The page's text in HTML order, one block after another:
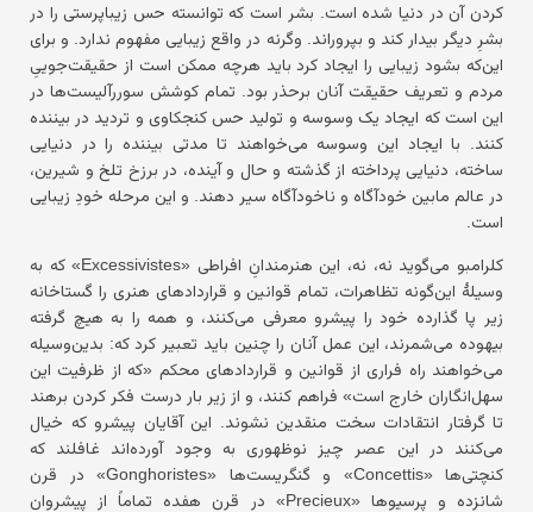
کردن آن در دنیا شده است. بشر است که توانسته حس زیباپرستی را در
بشرِ دیگر بیدار کند و بپروراند. وگرنه در واقع زیبایی مفهوم ندارد. و برای
این‌که بشود زیبایی را ایجاد کرد باید هرچه ممکن است از حقیقت‌جوییِ
مردم و تعریف حقیقت آنان برحذر بود. تمام کوشش سوررآلیست‌ها در
این است که ایجاد یک وسوسه و تولید حس کنجکاوی و تردید در بیننده
کنند. با ایجاد این وسوسه می‌خواهند تا مدتی بیننده را در دنیایی
ساخته، دنیایی پرداخته از گذشته و حال و آینده، در برزخ تلخ و شیرین،
در عالم مابین خودآگاه و ناخودآگاه سیر دهند. و این مرحله خودِ زیبایی
است.
کلرامبو می‌گوید نه، نه، این هنرمندانِ افراطی «Excessivistes» که به
وسیلهٔ این‌گونه تظاهرات، تمام قوانین و قراردادهای هنری را گستاخانه
زیر پا گذارده خود را پیشرو معرفی می‌کنند، و همه را به هیچ گرفته
بیهوده می‌شمرند، این عمل آنان را چنین باید تعبیر کرد که: بدین‌وسیله
می‌خواهند راه فراری از قوانین و قراردادهای محکم «که از ظرفیت این
سهل‌انگاران خارج است» فراهم کنند، و از زیر بار درست فکر کردن برهند
تا گرفتار انتقادات سخت منقدین نشوند. این آقایان پیشرو که خیال
می‌کنند در این عصر چیز نوظهوری به وجود آورده‌اند غافلند که
کنچتی‌ها «Concettis» و گنگریست‌ها «Gonghoristes» در قرن
شانزده و پرسیوها «Precieux» در قرن هفده تماماً از پیشروان